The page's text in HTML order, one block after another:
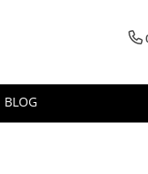
BLOG